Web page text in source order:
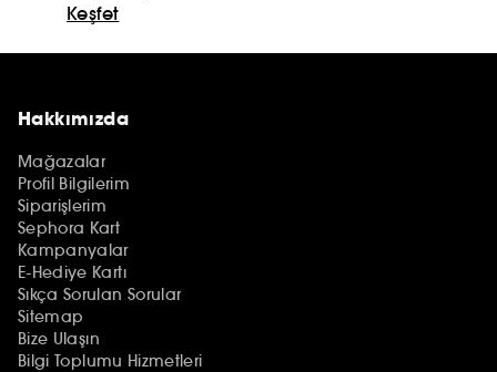
Keşfet
Hakkımızda
Mağazalar
Profil Bilgilerim
Siparişlerim
Sephora Kart
Kampanyalar
E-Hediye Kartı
Sıkça Sorulan Sorular
Sitemap
Bize Ulaşın
Bilgi Toplumu Hizmetleri